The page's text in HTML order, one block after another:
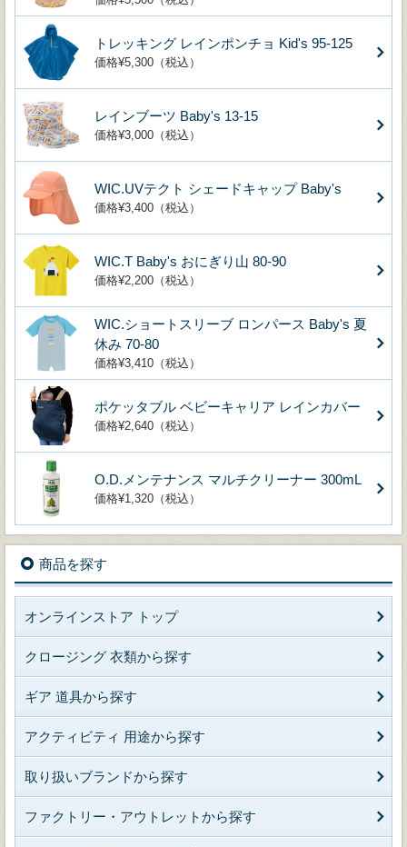
トレッキング レインポンチョ Kid's 95-125
価格¥5,300（税込）
レインブーツ Baby's 13-15
価格¥3,000（税込）
WIC.UVテクト シェードキャップ Baby's
価格¥3,400（税込）
WIC.T Baby's おにぎり山 80-90
価格¥2,200（税込）
WIC.ショートスリーブ ロンパース Baby's 夏
休み 70-80
価格¥3,410（税込）
ポケッタブル ベビーキャリア レインカバー
価格¥2,640（税込）
O.D.メンテナンス マルチクリーナー 300mL
価格¥1,320（税込）
商品を探す
オンラインストア トップ
クロージング 衣類から探す
ギア 道具から探す
アクティビティ 用途から探す
取り扱いブランドから探す
ファクトリー・アウトレットから探す